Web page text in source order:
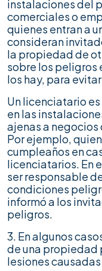
instalaciones del
comerciales o
quienes entran a
consideran
la propiedad de
sobre los peligros
los hay, para
Un licenciatario
en las
ajenas a
Por ejemplo,
cumpleaños en
licenciatarios. En
ser responsable
condiciones
informó a los
peligros.
3. En algunos
de una propiedad
lesiones causadas